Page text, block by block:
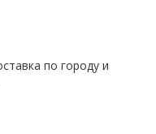
по городу и